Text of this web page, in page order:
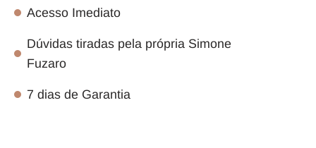
Acesso Imediato
Dúvidas tiradas pela própria Simone
Fuzaro
7 dias de Garantia